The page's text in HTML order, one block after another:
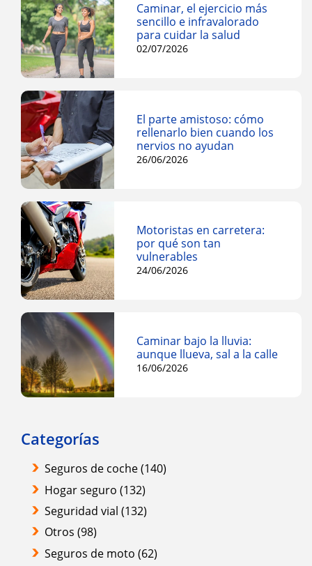
Caminar, el ejercicio más
sencillo e infravalorado
para cuidar la salud
02/07/2026
El parte amistoso: cómo
rellenarlo bien cuando los
nervios no ayudan
26/06/2026
Motoristas en carretera:
por qué son tan
vulnerables
24/06/2026
Caminar bajo la lluvia:
aunque llueva, sal a la calle
16/06/2026
Categorías
Seguros de coche(140)
Hogar seguro (132)
Seguridad vial (132)
Otros (98)
Seguros de moto (62)